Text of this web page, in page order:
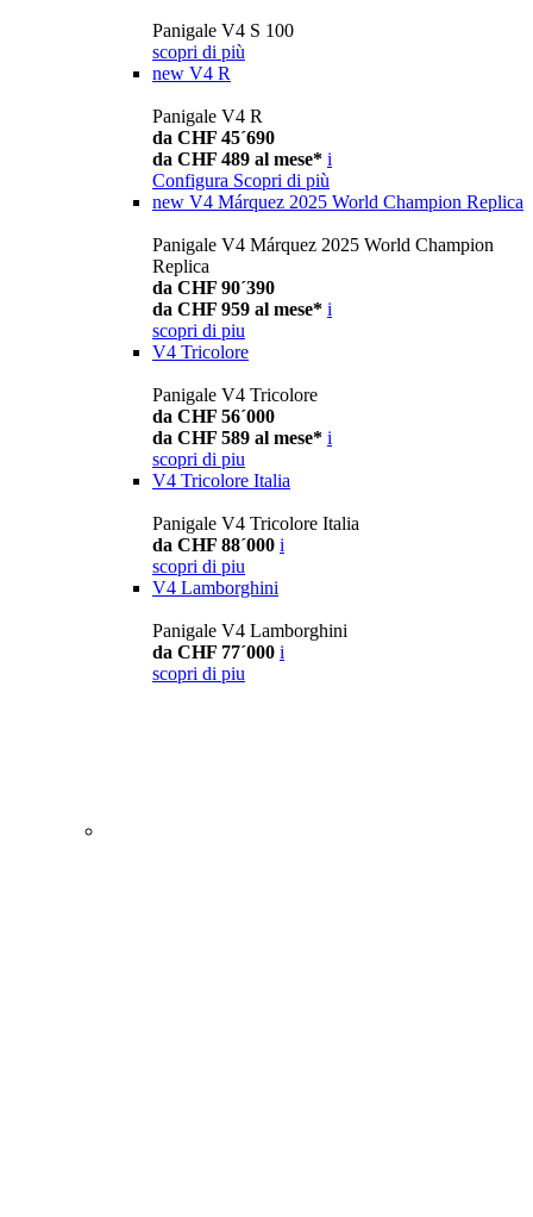
Panigale V4 S 100
scopri di più
new V4 R
Panigale V4 R
da CHF 45´690
da CHF 489 al mese* i
Configura Scopri di più
new V4 Márquez 2025 World Champion Replica
Panigale V4 Márquez 2025 World Champion
Replica
da CHF 90´390
da CHF 959 al mese* i
scopri di piu
V4 Tricolore
Panigale V4 Tricolore
da CHF 56´000
da CHF 589 al mese* i
scopri di piu
V4 Tricolore Italia
Panigale V4 Tricolore Italia
da CHF 88´000 i
scopri di piu
V4 Lamborghini
Panigale V4 Lamborghini
da CHF 77´000 i
scopri di piu